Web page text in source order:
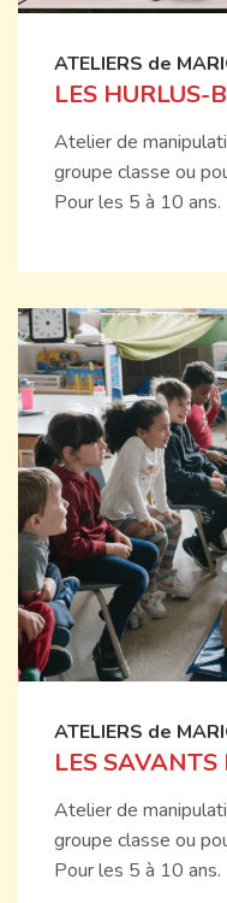
ATELIERS de
LES HURLUS-
Atelier de
groupe classe ou
Pour les 5 à 10 ans.
ATELIERS de
LES SAVANTS
Atelier de
groupe classe ou
Pour les 5 à 10 ans.